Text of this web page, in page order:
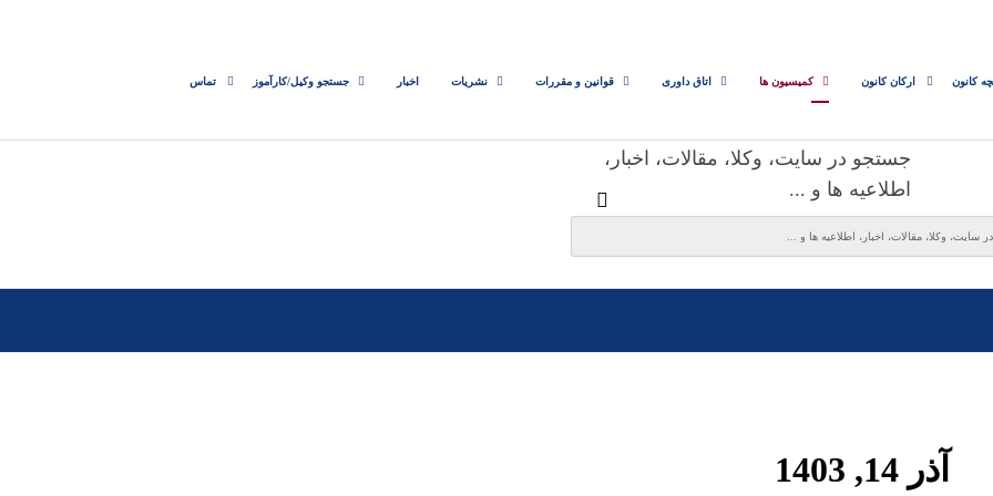
کانون ارکان کانون کمیسیون ها اتاق داوری قوانین و مقررات نشریات اخبار جستجو وکیل/کارآموز تماس
جستجو در سایت، وکلا، مقالات، اخبار،
اطلاعیه ها و ...
آذر 14, 1403